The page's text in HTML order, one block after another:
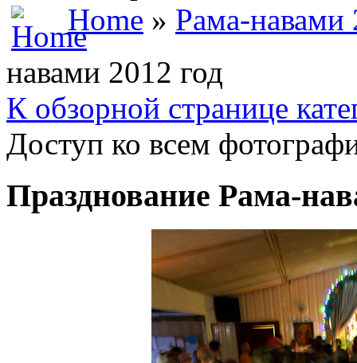
Home » Рама-навами
навами 2012 год
К обзорной странице
Доступ ко всем
Празднование Рама-